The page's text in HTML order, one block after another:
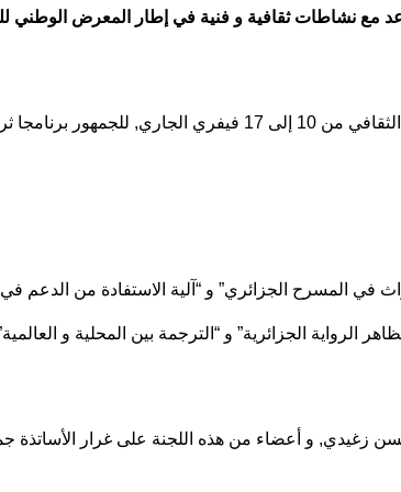
مع نشاطات ثقافية و فنية في إطار المعرض الوطني
و سيقدم المعرض الوطني للكتاب, الذي تنظمه وزارة الثقافة و الفنون عبر الوكالة
في المسرح الجزائري” و “آلية الاستفادة من الدعم
الجزائرية” و “الترجمة بين المحلية و
زغيدي, و أعضاء من هذه اللجنة على غرار الأساتذة